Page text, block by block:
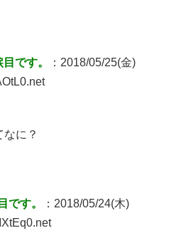
です。
：2018/05/25(金)
に？
です。
：2018/05/24(木)